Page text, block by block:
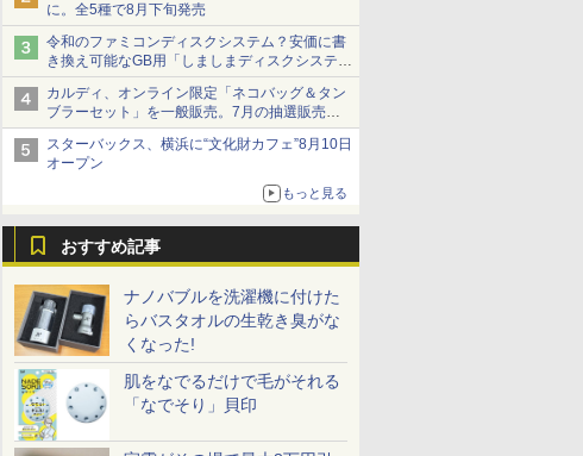
に。全5種で8月下旬発売
令和のファミコンディスクシステム？安価に書
き換え可能なGB用「しましまディスクシステ
ム」
カルディ、オンライン限定「ネコバッグ＆タン
ブラーセット」を一般販売。7月の抽選販売の
当選無効分
スターバックス、横浜に“文化財カフェ”8月10日
オープン
もっと見る
おすすめ記事
ナノバブルを洗濯機に付けた
らバスタオルの生乾き臭がな
くなった!
肌をなでるだけで毛がそれる
「なでそり」貝印